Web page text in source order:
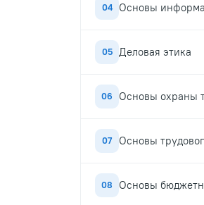
04 Основы
05 Деловая этика
06 Основы охраны
07 Основы
08 Основы